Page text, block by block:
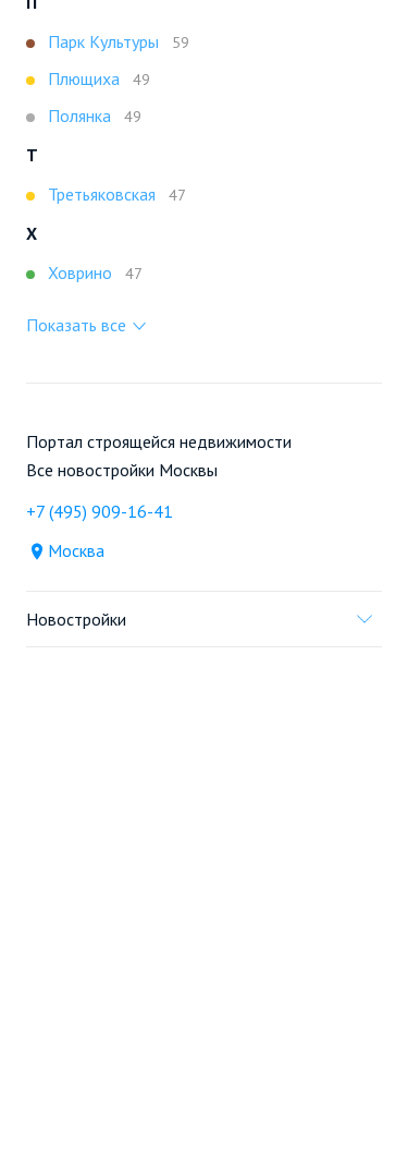
Парк Культуры
59
Плющиха 49
Полянка 49
Т
Третьяковская
47
Х
Ховрино
47
Показать все
Портал строящейся недвижимости
Все новостройки Москвы
+7 (495) 909-16-41
Москва
Новостройки